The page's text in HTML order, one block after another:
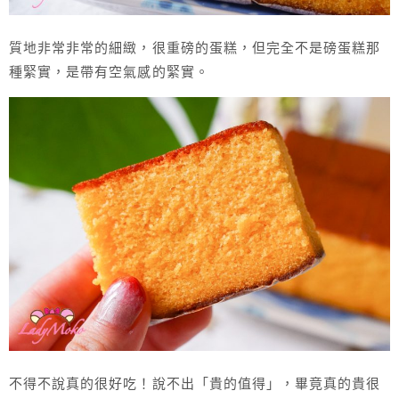
質地非常非常的細緻，很重磅的蛋糕，但完全不是磅蛋糕那
種緊實，是帶有空氣感的緊實。
不得不說真的很好吃！說不出「貴的值得」，畢竟真的貴很